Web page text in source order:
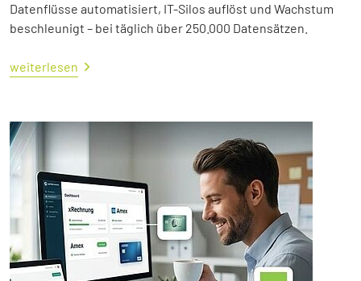
Datenflüsse automatisiert, IT-Silos auflöst und Wachstum
beschleunigt – bei täglich über 250.000 Datensätzen.
weiterlesen